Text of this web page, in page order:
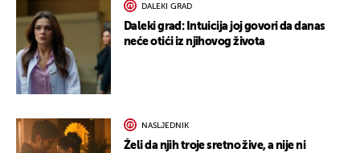
DALEKI GRAD
Daleki grad: Intuicija joj govori da danas
neće otići iz njihovog života
NASLJEDNIK
Želi da njih troje sretno žive, a nije ni